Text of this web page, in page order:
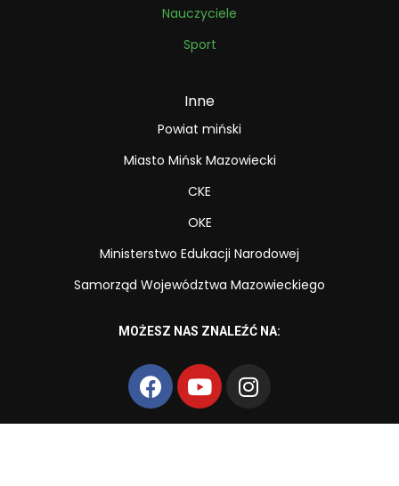
Nauczyciele
Sport
Inne
Powiat miński
Miasto Mińsk Mazowiecki
CKE
OKE
Ministerstwo Edukacji Narodowej
Samorząd Województwa Mazowieckiego
MOŻESZ NAS ZNALEŹĆ NA: